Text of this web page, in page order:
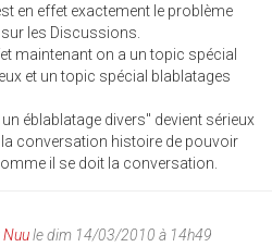
en effet exactement le problème
les Discussions.
maintenant on a un topic spécial
et un topic spécial blablatages
éblablatage divers" devient sérieux
conversation histoire de pouvoir
il se doit la conversation.
Nuule dim 14/03/2010 à 14h49